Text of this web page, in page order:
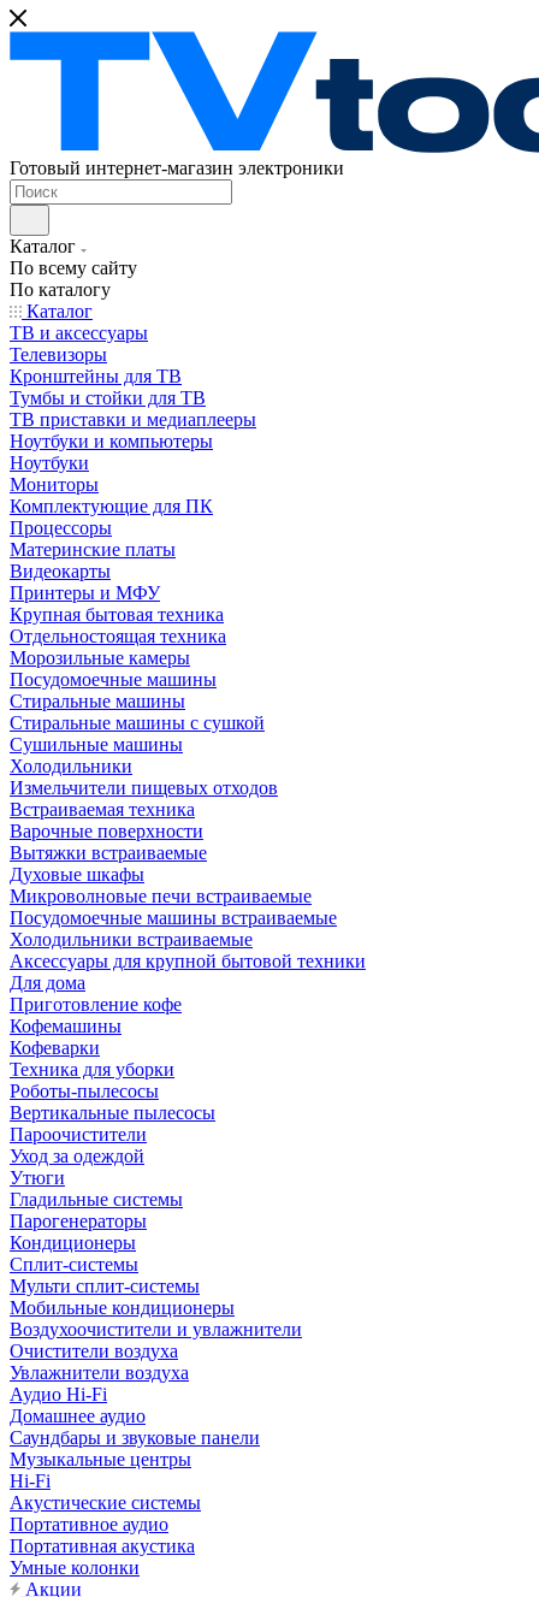
Готовый интернет-магазин электроники
Каталог
По всему сайту
По каталогу
Каталог
ТВ и аксессуары
Телевизоры
Кронштейны для ТВ
Тумбы и стойки для ТВ
ТВ приставки и медиаплееры
Ноутбуки и компьютеры
Ноутбуки
Мониторы
Комплектующие для ПК
Процессоры
Материнские платы
Видеокарты
Принтеры и МФУ
Крупная бытовая техника
Отдельностоящая техника
Морозильные камеры
Посудомоечные машины
Стиральные машины
Стиральные машины с сушкой
Сушильные машины
Холодильники
Измельчители пищевых отходов
Встраиваемая техника
Варочные поверхности
Вытяжки встраиваемые
Духовые шкафы
Микроволновые печи встраиваемые
Посудомоечные машины встраиваемые
Холодильники встраиваемые
Аксессуары для крупной бытовой техники
Для дома
Приготовление кофе
Кофемашины
Кофеварки
Техника для уборки
Роботы-пылесосы
Вертикальные пылесосы
Пароочистители
Уход за одеждой
Утюги
Гладильные системы
Парогенераторы
Кондиционеры
Сплит-системы
Мульти сплит-системы
Мобильные кондиционеры
Воздухоочистители и увлажнители
Очистители воздуха
Увлажнители воздуха
Аудио Hi-Fi
Домашнее аудио
Саундбары и звуковые панели
Музыкальные центры
Hi-Fi
Акустические системы
Портативное аудио
Портативная акустика
Умные колонки
Акции